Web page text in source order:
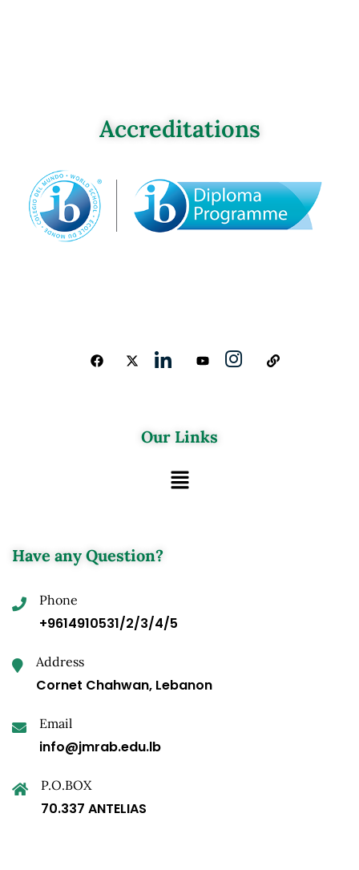
Accreditations
Our Links
Have any Question?
Phone
+9614910531/2/3/4/5
Address
Cornet Chahwan, Lebanon
Email
info@jmrab.edu.lb
P.O.BOX
70.337 ANTELIAS